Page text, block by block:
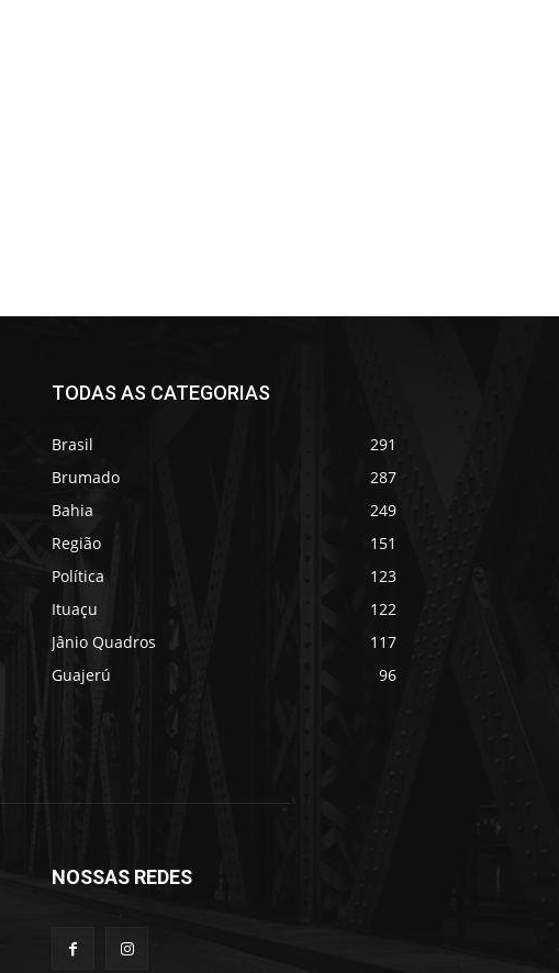
TODAS AS CATEGORIAS
Brasil
291
Brumado
287
Bahia
249
Região
151
Política
123
Ituaçu
122
Jânio Quadros
117
Guajerú
96
NOSSAS REDES